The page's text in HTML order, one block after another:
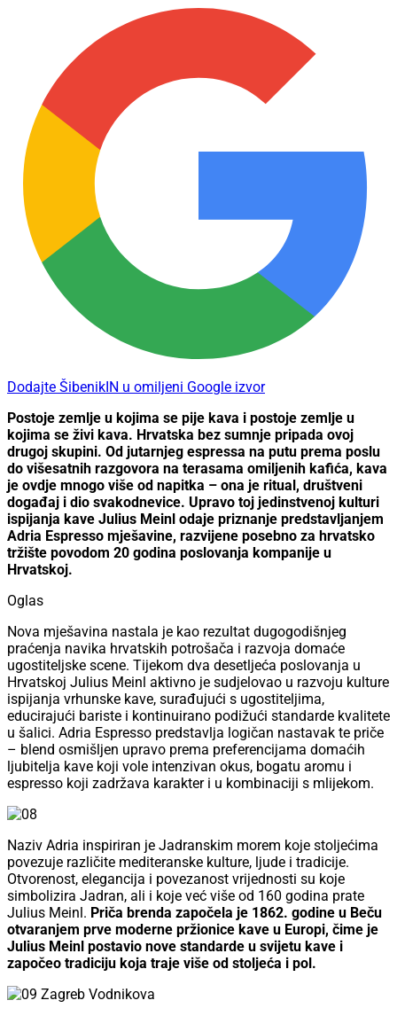
Dodajte ŠibenikIN u omiljeni Google izvor
Postoje zemlje u kojima se pije kava i postoje zemlje u
kojima se živi kava. Hrvatska bez sumnje pripada ovoj
drugoj skupini. Od jutarnjeg espressa na putu prema poslu
do višesatnih razgovora na terasama omiljenih kafića, kava
je ovdje mnogo više od napitka – ona je ritual, društveni
događaj i dio svakodnevice. Upravo toj jedinstvenoj kulturi
ispijanja kave Julius Meinl odaje priznanje predstavljanjem
Adria Espresso mješavine, razvijene posebno za hrvatsko
tržište povodom 20 godina poslovanja kompanije u
Hrvatskoj.
Oglas
Nova mješavina nastala je kao rezultat dugogodišnjeg
praćenja navika hrvatskih potrošača i razvoja domaće
ugostiteljske scene. Tijekom dva desetljeća poslovanja u
Hrvatskoj Julius Meinl aktivno je sudjelovao u razvoju kulture
ispijanja vrhunske kave, surađujući s ugostiteljima,
educirajući bariste i kontinuirano podižući standarde kvalitete
u šalici. Adria Espresso predstavlja logičan nastavak te priče
– blend osmišljen upravo prema preferencijama domaćih
ljubitelja kave koji vole intenzivan okus, bogatu aromu i
espresso koji zadržava karakter i u kombinaciji s mlijekom.
Naziv Adria inspiriran je Jadranskim morem koje stoljećima
povezuje različite mediteranske kulture, ljude i tradicije.
Otvorenost, elegancija i povezanost vrijednosti su koje
simbolizira Jadran, ali i koje već više od 160 godina prate
Julius Meinl. Priča brenda započela je 1862. godine u Beču
otvaranjem prve moderne pržionice kave u Europi, čime je
Julius Meinl postavio nove standarde u svijetu kave i
započeo tradiciju koja traje više od stoljeća i pol.